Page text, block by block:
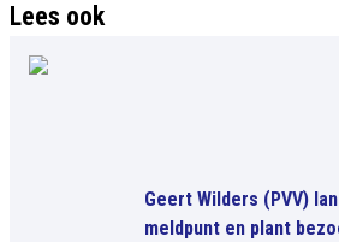
Lees ook
Geert Wilders (PVV)
meldpunt en plant